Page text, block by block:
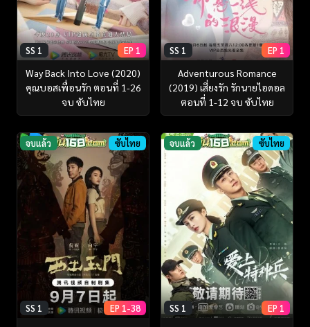
SS 1 EP 1
Way Back Into Love (2020)
คุณบอสเพื่อนรัก ตอนที่ 1-26
จบ ซับไทย
SS 1 EP 1
Adventurous Romance
(2019) เสี่ยงรัก รักนายไอดอล
ตอนที่ 1-12 จบ ซับไทย
จบแล้ว ซับไทย
SS 1 EP 1-38
จบแล้ว ซับไทย
SS 1 EP 1